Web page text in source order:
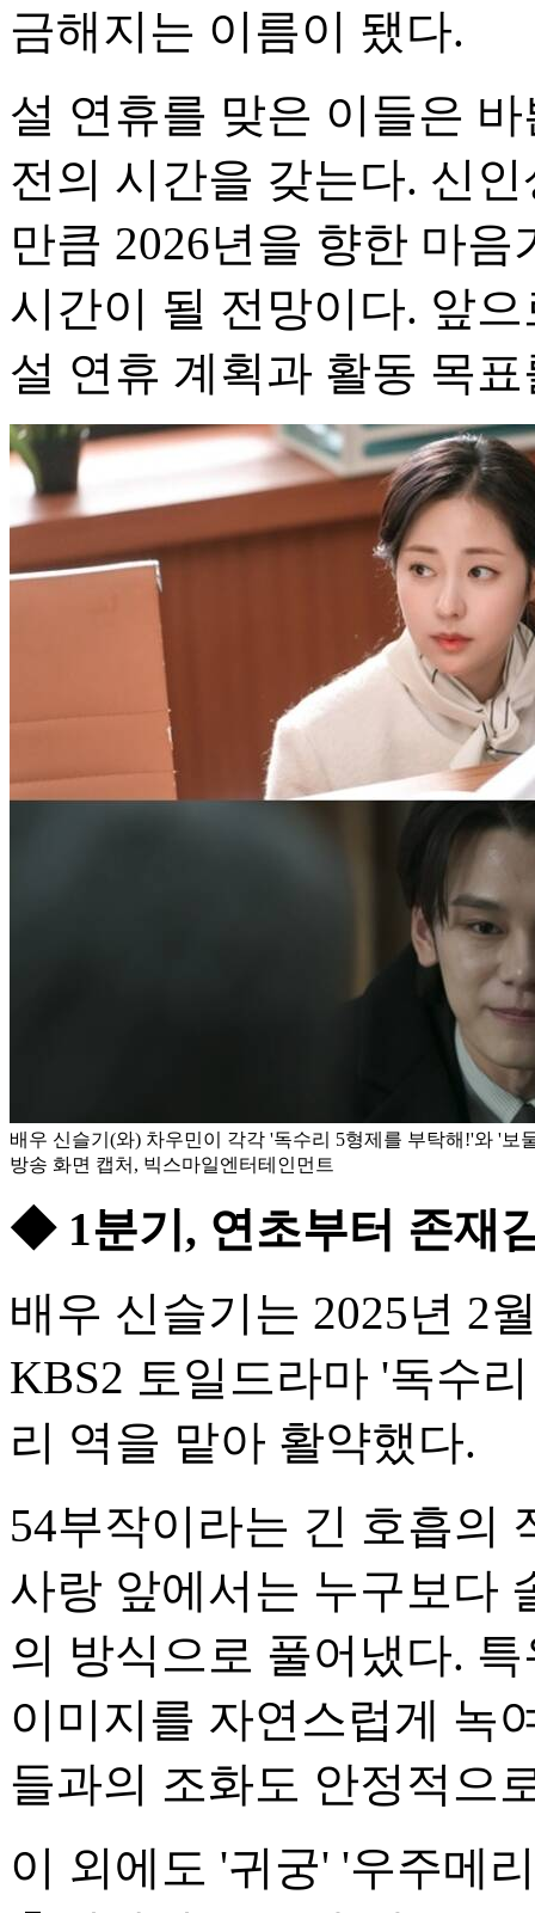
금해지는 이름이 됐다.
설 연휴를 맞은 이들은
전의 시간을 갖는다. 신
만큼 2026년을 향한 마
시간이 될 전망이다. 앞
설 연휴 계획과 활동 목
배우 신슬기(와) 차우민이 각각 '독수리 5형제를 부탁해!'와 '보
방송 화면 캡처, 빅스마일엔터테인먼트
◆ 1분기, 연초부터 존재
배우 신슬기는 2025년 2
KBS2 토일드라마 '독수
리 역을 맡아 활약했다.
54부작이라는 긴 호흡의
사랑 앞에서는 누구보다
의 방식으로 풀어냈다.
이미지를 자연스럽게 녹
들과의 조화도 안정적으
이 외에도 '귀궁' '우주메